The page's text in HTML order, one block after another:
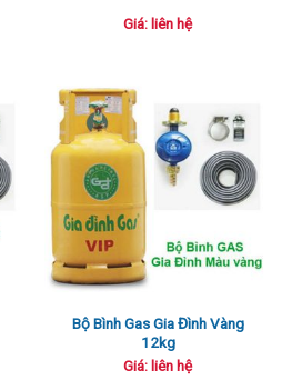
Giá: liên hệ
Bộ Bình Gas Gia Đình Vàng
12kg
Giá: liên hệ